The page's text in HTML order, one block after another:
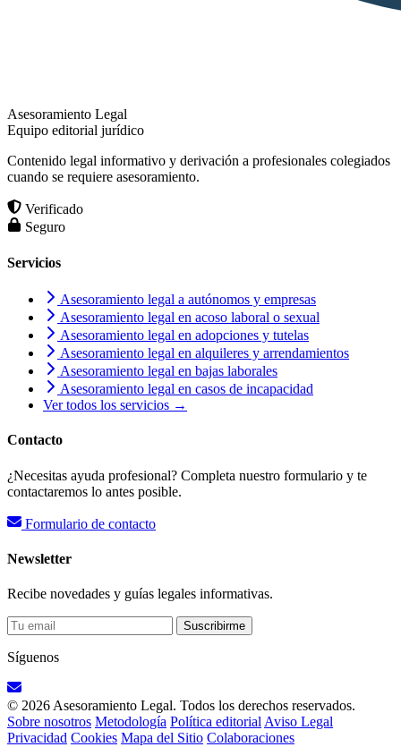
Asesoramiento Legal
Equipo editorial jurídico
Contenido legal informativo y derivación a profesionales colegiados
cuando se requiere asesoramiento.
Verificado
Seguro
Servicios
Asesoramiento legal a autónomos y empresas
Asesoramiento legal en acoso laboral o sexual
Asesoramiento legal en adopciones y tutelas
Asesoramiento legal en alquileres y arrendamientos
Asesoramiento legal en bajas laborales
Asesoramiento legal en casos de incapacidad
Ver todos los servicios →
Contacto
¿Necesitas ayuda profesional? Completa nuestro formulario y te
contactaremos lo antes posible.
Formulario de contacto
Newsletter
Recibe novedades y guías legales informativas.
Suscribirme
Síguenos
© 2026 Asesoramiento Legal. Todos los derechos reservados.
Sobre nosotros Metodología Política editorial Aviso Legal
Privacidad Cookies Mapa del Sitio Colaboraciones